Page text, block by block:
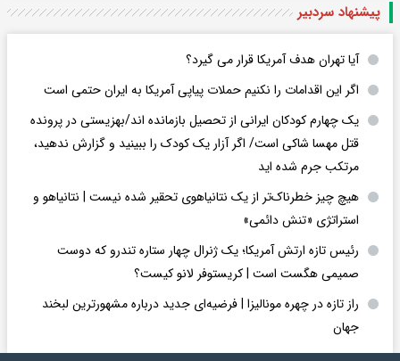
پیشنهاد سردبیر
آیا تهران هدف آمریکا قرار می گیرد؟
اگر این اقدامات را نکنیم حملات پیاپی آمریکا به ایران حتمی است
یک چهارم کودکان ایرانی از تحصیل بازمانده اند/بهزیستی در پرونده
قتل مهسا شاکی است/ اگر آزار یک کودک را ببینید و گزارش ندهید،
مرتکب جرم شده اید
هیچ چیز خطرناک‌تر از یک نتانیاهوی تحقیر شده نیست | نتانیاهو و
استراتژی «تنش دائمی»
رئیس تازه ارتش آمریکا؛ یک ژنرال چهار ستاره تندرو که دوست
صمیمی هگست است | کریستوفر لانو کیست؟
راز تازه در چهره مونالیزا | فرضیه‌ای جدید درباره مشهورترین لبخند
جهان